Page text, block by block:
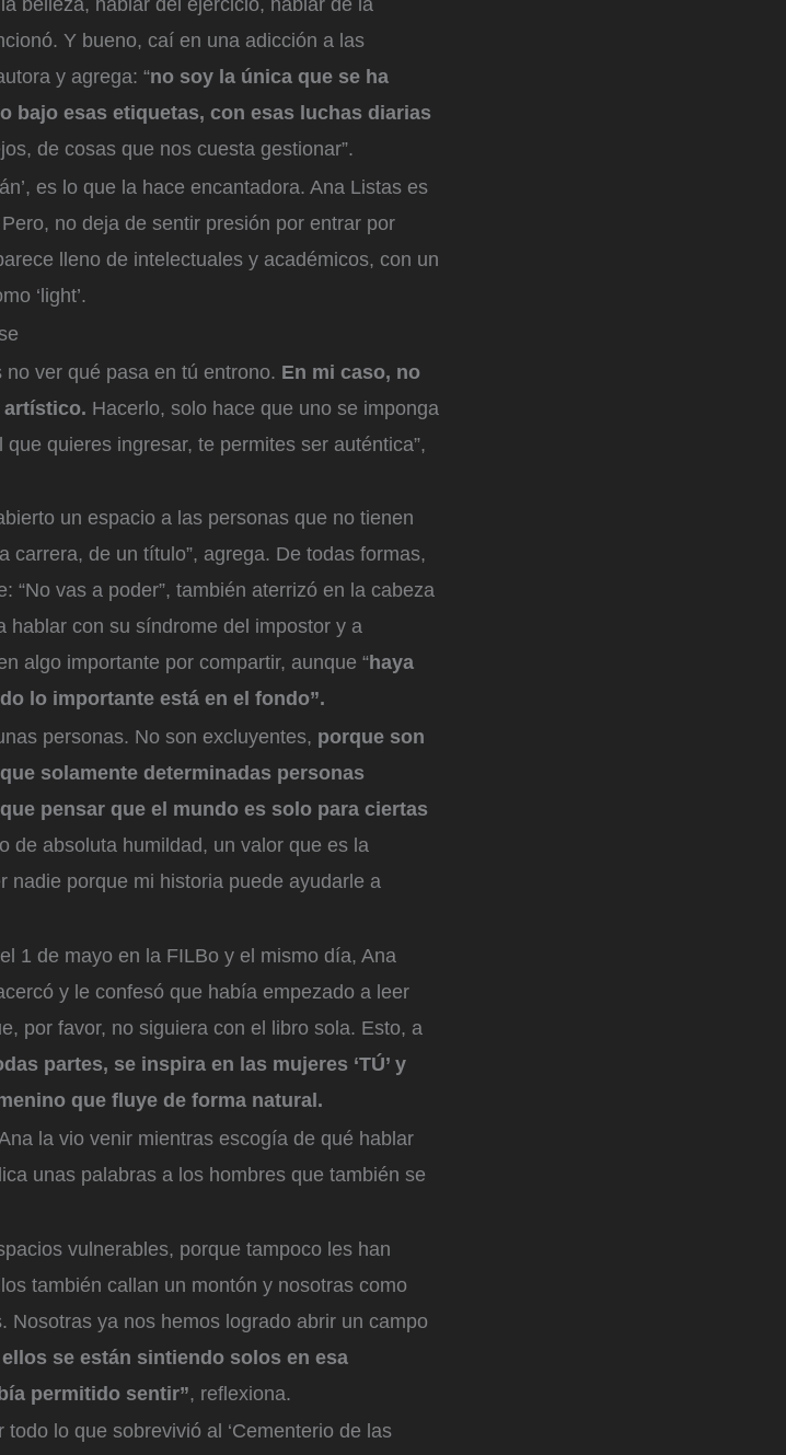
belleza, hablar del ejercicio, hablar de la
Y bueno, caí en una adicción a las
y agrega: “no soy la única que se ha
bajo esas etiquetas, con esas luchas diarias
de cosas que nos cuesta gestionar”.
es lo que la hace encantadora. Ana Listas es
no deja de sentir presión por entrar por
lleno de intelectuales y académicos, con un
‘light’.
ver qué pasa en tú entrono. En mi caso, no
artístico. Hacerlo, solo hace que uno se imponga
quieres ingresar, te permites ser auténtica”,
un espacio a las personas que no tienen
carrera, de un título”, agrega. De todas formas,
“No vas a poder”, también aterrizó en la cabeza
hablar con su síndrome del impostor y a
algo importante por compartir, aunque “haya
lo importante está en el fondo”.
personas. No son excluyentes, porque son
solamente determinadas personas
pensar que el mundo es solo para ciertas
de absoluta humildad, un valor que es la
nadie porque mi historia puede ayudarle a
1 de mayo en la FILBo y el mismo día, Ana
y le confesó que había empezado a leer
por favor, no siguiera con el libro sola. Esto, a
partes, se inspira en las mujeres ‘TÚ’ y
que fluye de forma natural.
la vio venir mientras escogía de qué hablar
unas palabras a los hombres que también se
vulnerables, porque tampoco les han
también callan un montón y nosotras como
Nosotras ya nos hemos logrado abrir un campo
se están sintiendo solos en esa
permitido sentir”, reflexiona.
todo lo que sobrevivió al ‘Cementerio de las